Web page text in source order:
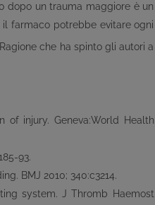
dopo un trauma maggiore è un
farmaco potrebbe evitare ogni
che ha spinto gli autori a
injury. Geneva:World Health
93.
BMJ 2010; 340:c3214.
system. J Thromb Haemost